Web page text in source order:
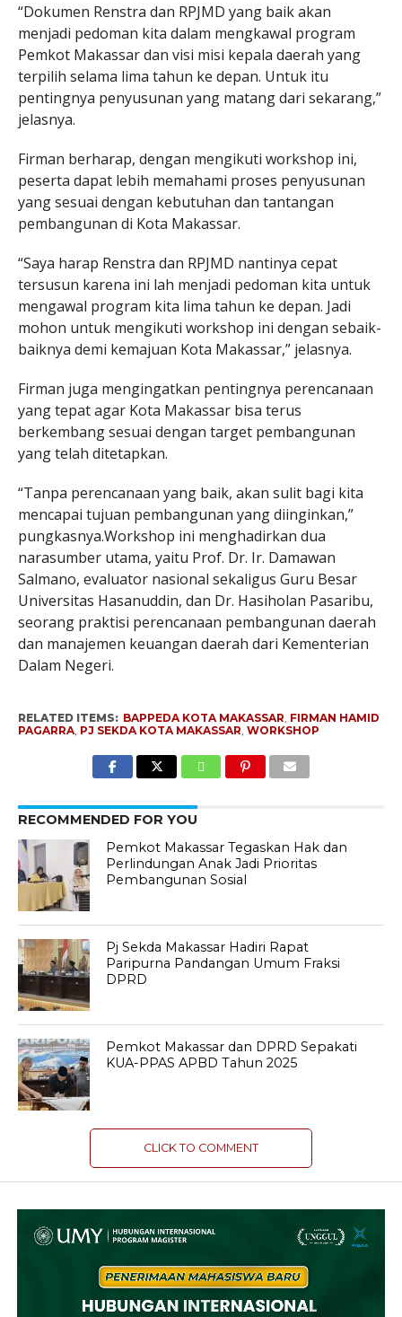
“Dokumen Renstra dan RPJMD yang baik akan
menjadi pedoman kita dalam mengkawal program
Pemkot Makassar dan visi misi kepala daerah yang
terpilih selama lima tahun ke depan. Untuk itu
pentingnya penyusunan yang matang dari sekarang,”
jelasnya.
Firman berharap, dengan mengikuti workshop ini,
peserta dapat lebih memahami proses penyusunan
yang sesuai dengan kebutuhan dan tantangan
pembangunan di Kota Makassar.
“Saya harap Renstra dan RPJMD nantinya cepat
tersusun karena ini lah menjadi pedoman kita untuk
mengawal program kita lima tahun ke depan. Jadi
mohon untuk mengikuti workshop ini dengan sebaik-
baiknya demi kemajuan Kota Makassar,” jelasnya.
Firman juga mengingatkan pentingnya perencanaan
yang tepat agar Kota Makassar bisa terus
berkembang sesuai dengan target pembangunan
yang telah ditetapkan.
“Tanpa perencanaan yang baik, akan sulit bagi kita
mencapai tujuan pembangunan yang diinginkan,”
pungkasnya.Workshop ini menghadirkan dua
narasumber utama, yaitu Prof. Dr. Ir. Damawan
Salmano, evaluator nasional sekaligus Guru Besar
Universitas Hasanuddin, dan Dr. Hasiholan Pasaribu,
seorang praktisi perencanaan pembangunan daerah
dan manajemen keuangan daerah dari Kementerian
Dalam Negeri.
RELATED ITEMS: BAPPEDA KOTA MAKASSAR FIRMAN HAMID
PAGARRA, PJ SEKDA KOTA MAKASSAR WORKSHOP
RECOMMENDED FOR YOU
Pemkot Makassar Tegaskan Hak dan
Perlindungan Anak Jadi Prioritas
Pembangunan Sosial
Pj Sekda Makassar Hadiri Rapat
Paripurna Pandangan Umum Fraksi
DPRD
Pemkot Makassar dan DPRD Sepakati
KUA-PPAS APBD Tahun 2025
CLICK TO COMMENT